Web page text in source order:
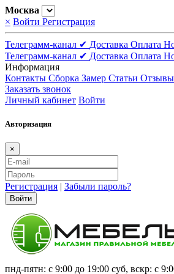
Москва
× Войти Регистрация
Телеграмм-канал ✔ Доставка Оплата
Телеграмм-канал ✔ Доставка Оплата
Информация
Контакты Сборка Замер Статьи Отзывы
Заказать звонок
Личный кабинет Войти
Авторизация
×
Регистрация | Забыли пароль?
Войти
пнд-пятн: с 9:00 до 19:00 суб, вскр: с